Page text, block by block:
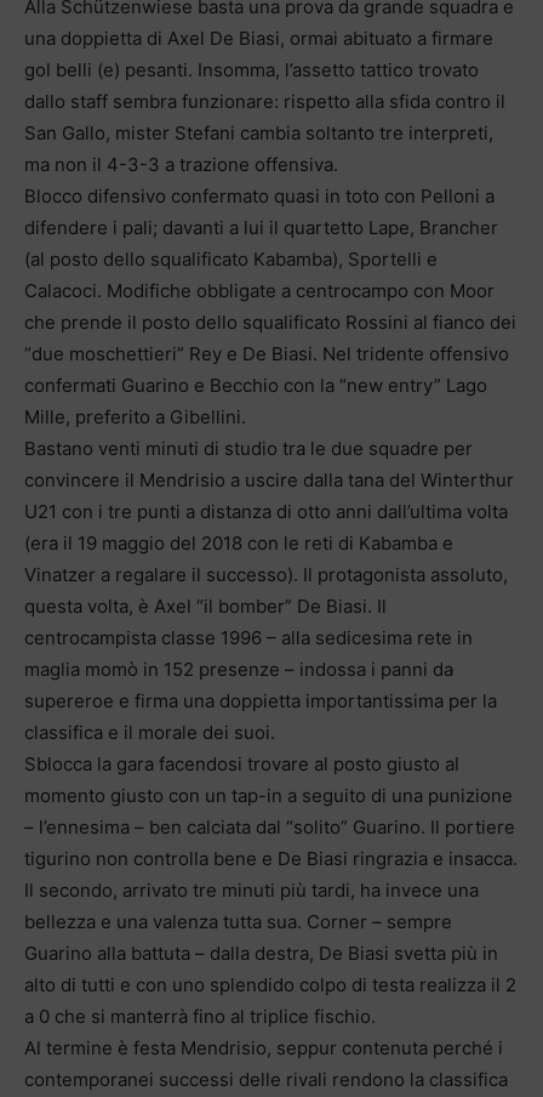
Alla Schützenwiese basta una prova da grande squadra e
una doppietta di Axel De Biasi, ormai abituato a firmare
gol belli (e) pesanti. Insomma, l’assetto tattico trovato
dallo staff sembra funzionare: rispetto alla sfida contro il
San Gallo, mister Stefani cambia soltanto tre interpreti,
ma non il 4-3-3 a trazione offensiva.
Blocco difensivo confermato quasi in toto con Pelloni a
difendere i pali; davanti a lui il quartetto Lape, Brancher
(al posto dello squalificato Kabamba), Sportelli e
Calacoci. Modifiche obbligate a centrocampo con Moor
che prende il posto dello squalificato Rossini al fianco dei
“due moschettieri” Rey e De Biasi. Nel tridente offensivo
confermati Guarino e Becchio con la “new entry” Lago
Mille, preferito a Gibellini.
Bastano venti minuti di studio tra le due squadre per
convincere il Mendrisio a uscire dalla tana del Winterthur
U21 con i tre punti a distanza di otto anni dall’ultima volta
(era il 19 maggio del 2018 con le reti di Kabamba e
Vinatzer a regalare il successo). Il protagonista assoluto,
questa volta, è Axel “il bomber” De Biasi. Il
centrocampista classe 1996 – alla sedicesima rete in
maglia momò in 152 presenze – indossa i panni da
supereroe e firma una doppietta importantissima per la
classifica e il morale dei suoi.
Sblocca la gara facendosi trovare al posto giusto al
momento giusto con un tap-in a seguito di una punizione
– l’ennesima – ben calciata dal “solito” Guarino. Il portiere
tigurino non controlla bene e De Biasi ringrazia e insacca.
Il secondo, arrivato tre minuti più tardi, ha invece una
bellezza e una valenza tutta sua. Corner – sempre
Guarino alla battuta – dalla destra, De Biasi svetta più in
alto di tutti e con uno splendido colpo di testa realizza il 2
a 0 che si manterrà fino al triplice fischio.
Al termine è festa Mendrisio, seppur contenuta perché i
contemporanei successi delle rivali rendono la classifica